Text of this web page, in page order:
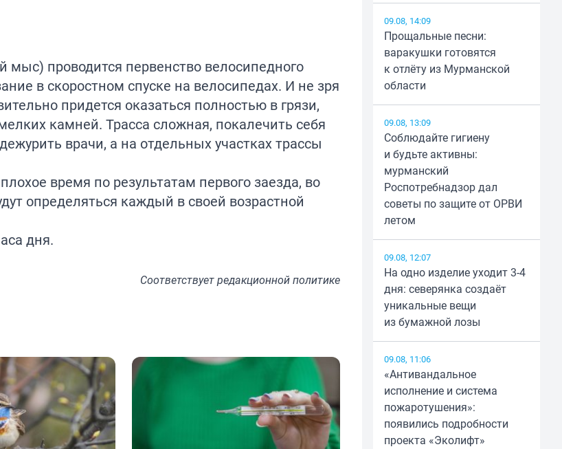
проводится первенство велосипедного
в скоростном спуске на велосипедах. И не зря
придется оказаться полностью в грязи,
камней. Трасса сложная, покалечить себя
врачи, а на отдельных участках трассы
время по результатам первого заезда, во
определяться каждый в своей возрастной
дня.
Соответствуетредакционной политике
09.08, 14:09
Прощальные песни:
варакушки готовятся
к отлёту из Мурманской
области
09.08, 13:09
Соблюдайте гигиену
и будьте активны:
мурманский
Роспотребнадзор дал
советы по защите от ОРВИ
летом
09.08, 12:07
На одно изделие уходит 3-4
дня: северянка создаёт
уникальные вещи
из бумажной лозы
09.08, 11:06
«Антивандальное
исполнение и система
пожаротушения»:
появились подробности
проекта «Эколифт»